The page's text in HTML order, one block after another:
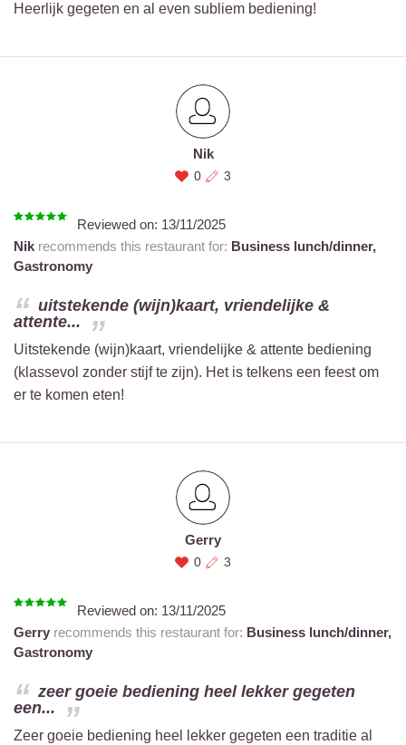
Heerlijk gegeten en al even subliem bediening!
Nik
0 3
Reviewed on: 13/11/2025
Nik recommends this restaurant for: Business lunch/dinner,
Gastronomy
uitstekende (wijn)kaart, vriendelijke &
attente...
Uitstekende (wijn)kaart, vriendelijke & attente bediening
(klassevol zonder stijf te zijn). Het is telkens een feest om
er te komen eten!
Gerry
0 3
Reviewed on: 13/11/2025
Gerry recommends this restaurant for: Business lunch/dinner,
Gastronomy
zeer goeie bediening heel lekker gegeten
een...
Zeer goeie bediening heel lekker gegeten een traditie al